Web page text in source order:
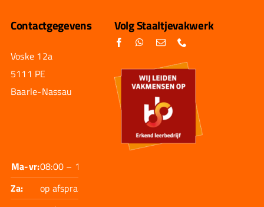
Contactgegevens
Voske 12a
5111 PE
Baarle-Nassau
Ma-vr:08:00 – 17:30
Za:
op afspraak
Volg Staaltjevakwerk